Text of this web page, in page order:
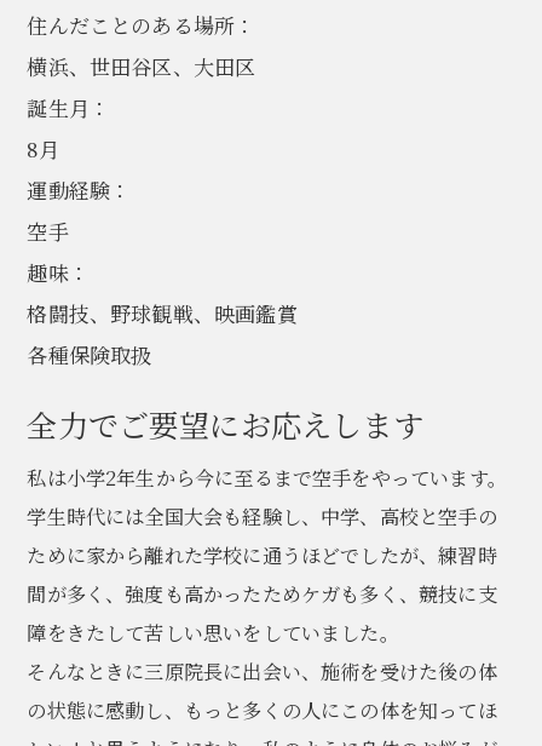
住んだことのある場所：
横浜、世田谷区、大田区
誕生月：
8月
運動経験：
空手
趣味：
格闘技、野球観戦、映画鑑賞
各種保険取扱
全力でご要望にお応えします
私は小学2年生から今に至るまで空手をやっています。
学生時代には全国大会も経験し、中学、高校と空手の
ために家から離れた学校に通うほどでしたが、練習時
間が多く、強度も高かったためケガも多く、競技に支
障をきたして苦しい思いをしていました。
そんなときに三原院長に出会い、施術を受けた後の体
の状態に感動し、もっと多くの人にこの体を知ってほ